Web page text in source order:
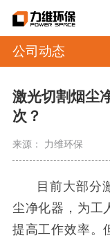
公司动态
激光切割烟尘
次？
来源： 力维环保
目前大部分
尘净化器，为工
提高工作效率。